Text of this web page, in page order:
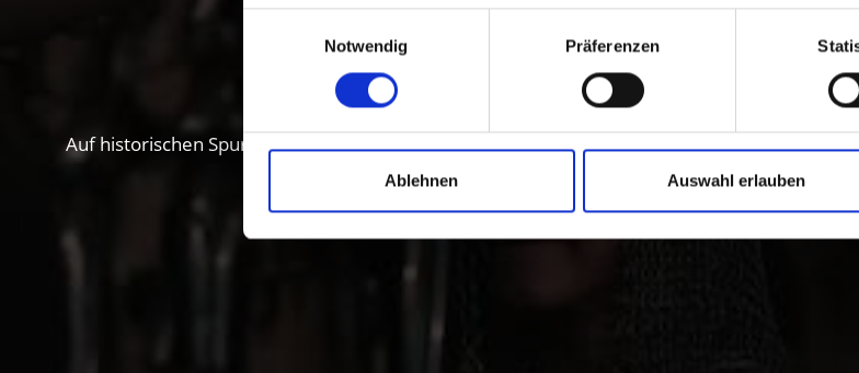
Notwendig
Präferenzen
Ablehnen Auswahl erlauben
Kultur und Brauchtum im
Auf historischen Spuren im Vinschgau. Ab nach Südtirol um persönlich zahlreiche
zu träumen.